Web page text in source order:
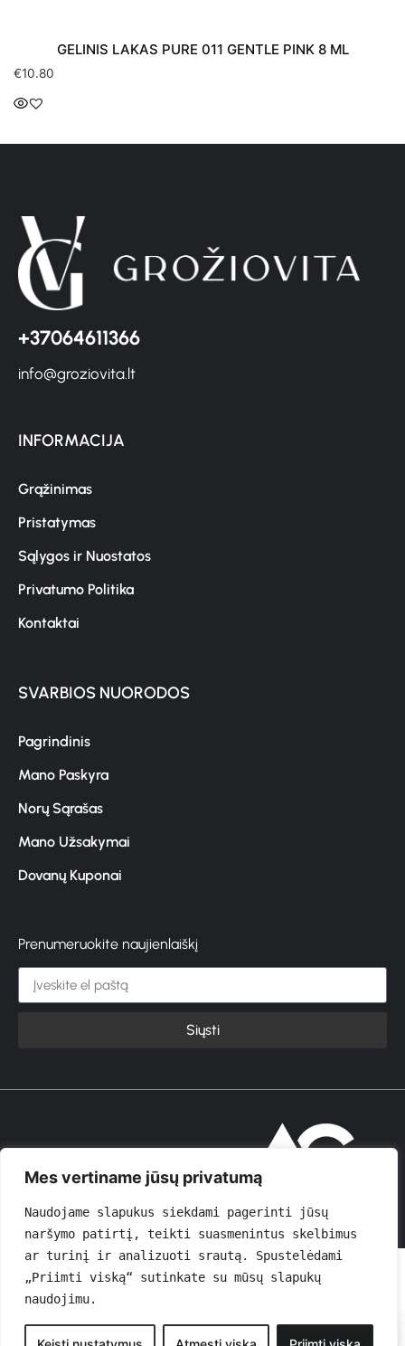
Mes vertiname jūsų privatumą
Naudojame slapukus siekdami pagerinti jūsų
naršymo patirtį, teikti suasmenintus skelbimus
ar turinį ir analizuoti srautą. Spustelėdami
„Priimti viską“ sutinkate su mūsų slapukų
naudojimu.
GELINIS LAKAS PURE 011 GENTLE PINK 8 ML
€10.80
+37064611366
info@groziovita.lt
INFORMACIJA
Grąžinimas
Pristatymas
Sąlygos ir Nuostatos
Privatumo Politika
Kontaktai
SVARBIOS NUORODOS
Pagrindinis
Mano Paskyra
Norų Sąrašas
Mano Užsakymai
Dovanų Kuponai
Prenumeruokite naujienlaiškį
Siųsti
© 2026 GROŽIOVITA